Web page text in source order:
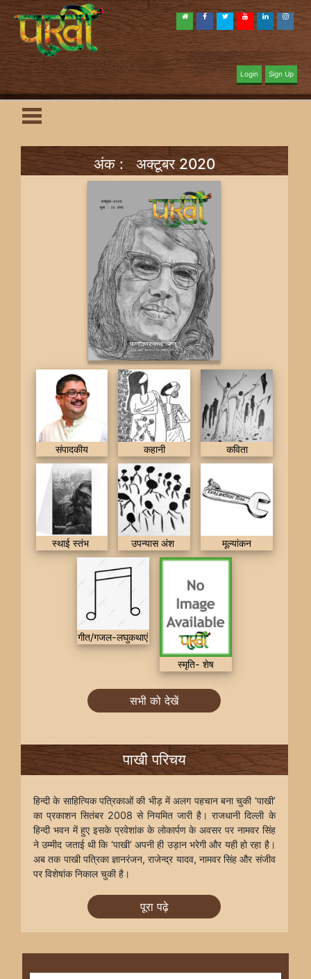
Login Sign Up
अंक : अक्टूबर 2020
संपादकीय कहानी कविता
स्थाई स्तंभ उपन्यास अंश मूल्यांकन
गीत/गजल-लघुकथाएं
स्मृति- शेष
सभी को देखें
पाखी परिचय
हिन्दी के साहित्यिक पत्रिकाओं की भीड़ में अलग पहचान बना चुकी ‘पाखी’
का प्रकाशन सितंबर 2008 से नियमित जारी है। राजधानी दिल्ली के
हिन्दी भवन में हुए इसके प्रवेशांक के लोकार्पण के अवसर पर नामवर सिंह
ने उम्मीद जताई थी कि ‘पाखी’ अपनी ही उड़ान भरेगी और यही हो रहा है।
अब तक पाखी पत्रिका ज्ञानरंजन, राजेन्द्र यादव, नामवर सिंह और संजीव
पर विशेषांक निकाल चुकी है।
पूरा पढ़े